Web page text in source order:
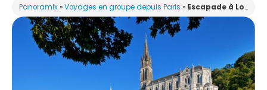
Panoramix»Voyages en groupe depuis Paris » Escapade à Lourdes et aux Pyrénées depuis Paris